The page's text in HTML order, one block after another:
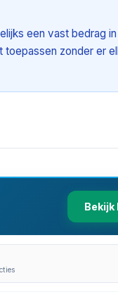
een vast bedrag
toepassen zonder er